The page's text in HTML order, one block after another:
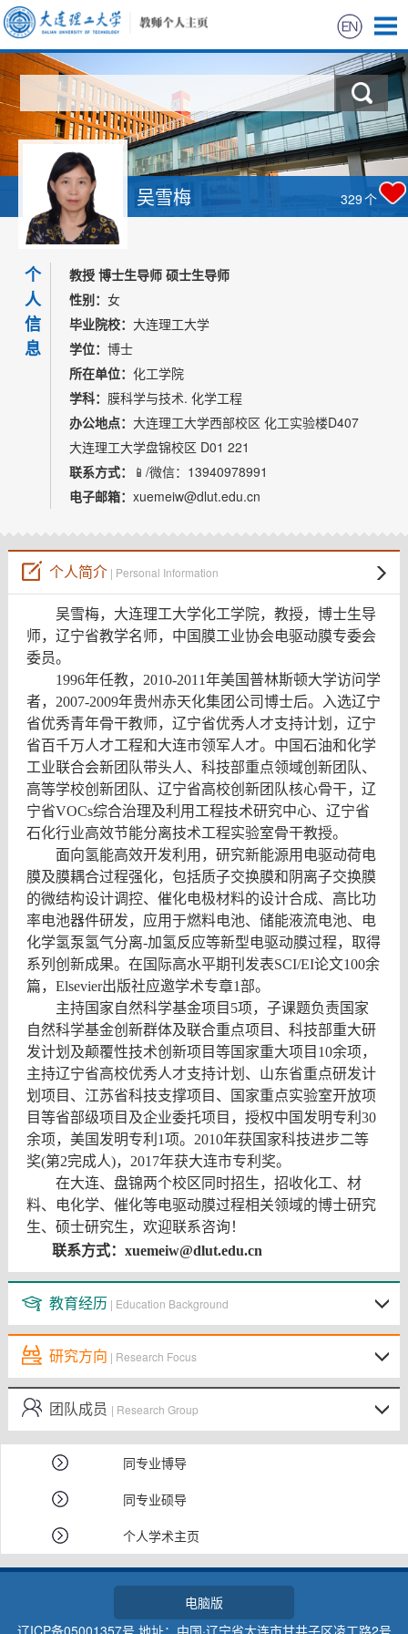
首页
科学研究
教学研究
获奖信息
招生信息
学生信息
我的相册
教师博客
吴雪梅 329个
个
人
信
息
教授 博士生导师 硕士生导师
性别： 女
毕业院校： 大连理工大学
学位： 博士
所在单位： 化工学院
学科： 膜科学与技术. 化学工程
办公地点： 大连理工大学西部校区 化工实验楼D407
大连理工大学盘锦校区 D01 221
联系方式：
📱/微信：13940978991
电子邮箱： xuemeiw@dlut.edu.cn
个人简介| Personal Information
吴雪梅，大连理工大学化工学院，教授，博士生导
师，辽宁省教学名师，中国膜工业协会电驱动膜专委会
委员。
1996年任教， 2010-2011年美国普林斯顿大学访问学
者， 2007-2009年贵州赤天化集团公司博士后。入选辽宁
省优秀青年骨干教师，辽宁省优秀人才支持计划，辽宁
省百千万人才工程和大连市领军人才。中国石油和化学
工业联合会新团队带头人、科技部重点领域创新团队、
高等学校创新团队、辽宁省高校创新团队核心骨干，辽
宁省VOCs综合治理及利用工程技术研究中心、辽宁省
石化行业高效节能分离技术工程实验室骨干教授。
面向氢能高效开发利用，研究新能源用电驱动荷电
膜及膜耦合过程强化，包括质子交换膜和阴离子交换膜
的微结构设计调控、催化电极材料的设计合成、高比功
率电池器件研发，应用于燃料电池、储能液流电池、电
化学氢泵氢气分离-加氢反应等新型电驱动膜过程，取得
系列创新成果。在 国际高水平期刊发表SCI/EI论文100余
篇， Elsevier出版社应邀学术专章1部。
主持国家自然科学基金项目 5项，子课题负责国家
自然科学基金创新群体及联合重点项目、科技部重大研
发计划及颠覆性技术创新项目等国家重大项目 10余项，
主持辽宁省高校优秀人才支持计划、山东省重点研发计
划项目、江苏省科技支撑项目、国家重点实验室开放项
目等省部级项目及企业委托项目，授权中国发明专利 30
余项，美国发明专利 1项。 2010年获国家科技进步二等
奖(第2完成人)， 2017年获大连市专利奖。
在大连、盘锦两个校区同时招生，招收化工、材
料、电化学、催化等电驱动膜过程相关领域的博士研究
生、硕士研究生，欢迎联系咨询！
联系方式： xuemeiw@dlut.edu.cn
教育经历 | Education Background
研究方向 | Research Focus
团队成员 | Research Group
同专业博导
同专业硕导
个人学术主页
电脑版
辽ICP备05001357号 地址：中国·辽宁省大连市甘井子区凌工路2号